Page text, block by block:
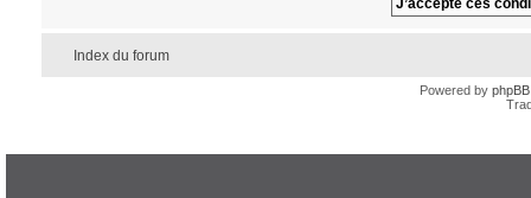
Index du forum
Powered by phpBB